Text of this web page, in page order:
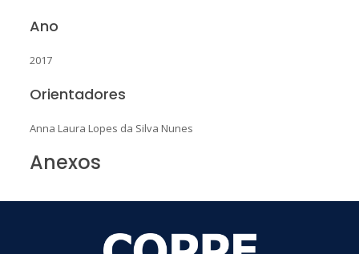
Ano
2017
Orientadores
Anna Laura Lopes da Silva Nunes
Anexos